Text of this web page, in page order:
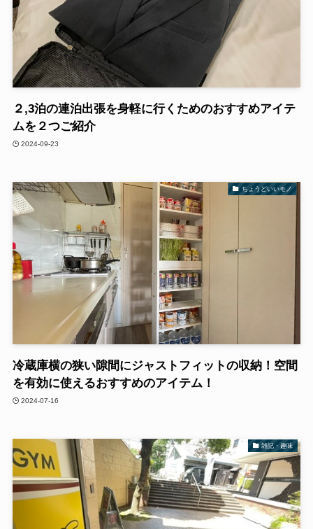
２,3泊の連泊出張を身軽に行くためのおすすめアイテ
ムを２つご紹介
2024-09-23
ちょうどいいモノ
冷蔵庫横の狭い隙間にジャストフィットの収納！空間
を有効に使えるおすすめのアイテム！
2024-07-16
雑記・趣味